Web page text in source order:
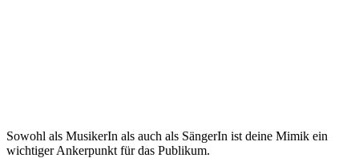
Sowohl als MusikerIn als auch als SängerIn ist deine Mimik ein
wichtiger Ankerpunkt für das Publikum.